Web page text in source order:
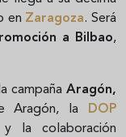
en Zaragoza. Será
a Bilbao,
campaña Aragón,
Aragón, la
DOP
y la colaboración